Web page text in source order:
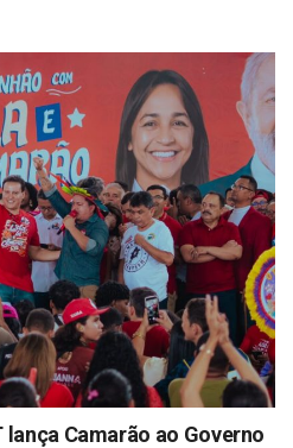
Camarão ao Governo